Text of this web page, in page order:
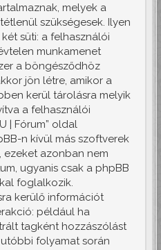
melyek a
szükségesek. Ilyen
süti: a felhasználói
munkamenet
a böngésződhöz
jön létre, amikor a
kerül tárolásra melyik
a felhasználói
| Fórum” oldal
n kívül más szoftverek
ezeket azonban nem
ugyanis csak a phpBB
foglalkozik.
kerülő információt
például ha
tagként hozzászólást
utóbbi folyamat során